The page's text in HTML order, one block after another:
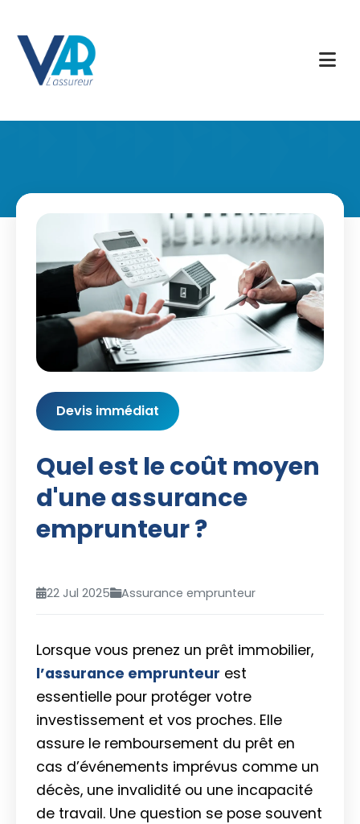
Devis immédiat
Quel est le coût moyen
d'une assurance
emprunteur ?
22 Jul 2025 Assurance emprunteur
Lorsque vous prenez un prêt immobilier,
l’assurance emprunteur est
essentielle pour protéger votre
investissement et vos proches. Elle
assure le remboursement du prêt en
cas d’événements imprévus comme un
décès, une invalidité ou une incapacité
de travail. Une question se pose souvent